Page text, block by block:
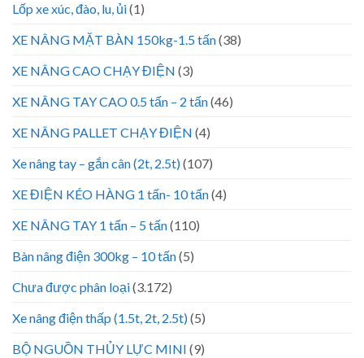
Lốp xe xúc, đào, lu, ủi(1)
XE NÂNG MẶT BÀN 150kg-1.5 tấn(38)
XE NÂNG CAO CHẠY ĐIỆN (3)
XE NÂNG TAY CAO 0.5 tấn – 2 tấn(46)
XE NÂNG PALLET CHẠY ĐIỆN (4)
Xe nâng tay – gắn cân (2t, 2.5t)(107)
XE ĐIỆN KÉO HÀNG 1 tấn- 10 tấn(4)
XE NÂNG TAY 1 tấn – 5 tấn(110)
Bàn nâng điện 300kg – 10 tấn(5)
Chưa được phân loại(3.172)
Xe nâng điện thấp (1.5t, 2t, 2.5t)(5)
BỘ NGUỒN THỦY LỰC MINI (9)